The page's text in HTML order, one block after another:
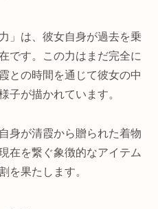
」は、彼女自身が過去を乗
です。この力はまだ完全に
との時間を通じて彼女の中
子が描かれています。
身が清霞から贈られた着物
在を繋ぐ象徴的なアイテム
を果たします。